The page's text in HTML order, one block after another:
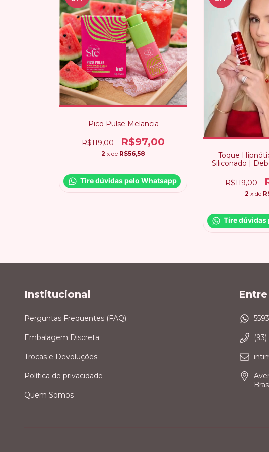
Pico Pulse Melancia
R$119,00 R$97,00
2 x de R$56,58
Tire dúvidas pelo Whatsapp
Toque
Siliconado |
R$119,00
2 x de
Tire dúvidas
Institucional
Perguntas Frequentes (FAQ)
Embalagem Discreta
Trocas e Devoluções
Política de privacidade
Quem Somos